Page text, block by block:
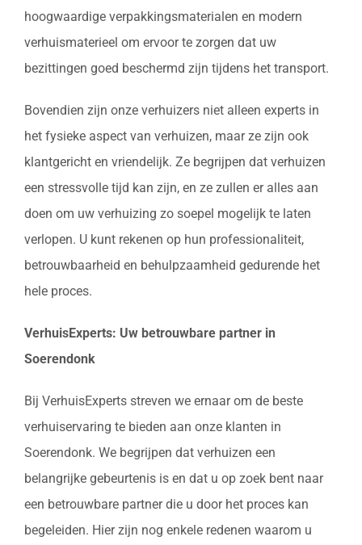
hoogwaardige verpakkingsmaterialen en modern
verhuismaterieel om ervoor te zorgen dat uw
bezittingen goed beschermd zijn tijdens het transport.
Bovendien zijn onze verhuizers niet alleen experts in
het fysieke aspect van verhuizen, maar ze zijn ook
klantgericht en vriendelijk. Ze begrijpen dat verhuizen
een stressvolle tijd kan zijn, en ze zullen er alles aan
doen om uw verhuizing zo soepel mogelijk te laten
verlopen. U kunt rekenen op hun professionaliteit,
betrouwbaarheid en behulpzaamheid gedurende het
hele proces.
VerhuisExperts: Uw betrouwbare partner in
Soerendonk
Bij VerhuisExperts streven we ernaar om de beste
verhuiservaring te bieden aan onze klanten in
Soerendonk. We begrijpen dat verhuizen een
belangrijke gebeurtenis is en dat u op zoek bent naar
een betrouwbare partner die u door het proces kan
begeleiden. Hier zijn nog enkele redenen waarom u